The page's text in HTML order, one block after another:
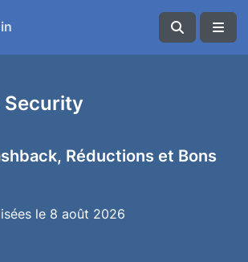
Security
Réductions et Bons
le 8 août 2026